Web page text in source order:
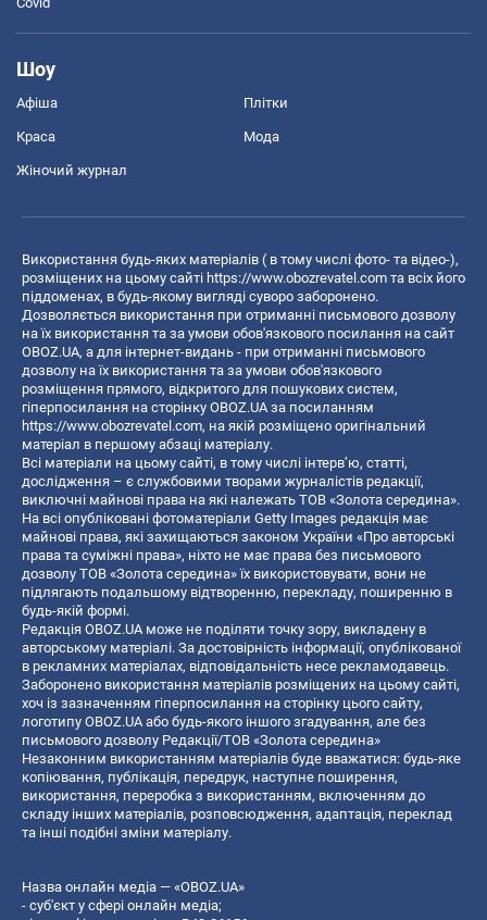
Шоу
Афіша Плітки
Краса Мода
Жіночий журнал
Використання будь-яких матеріалів ( в тому числі фото- та відео-),
розміщених на цьому сайті https://www.obozrevatel.com та всіх його
піддоменах, в будь-якому вигляді суворо заборонено.
Дозволяється використання при отриманні письмового дозволу
на їх використання та за умови обов'язкового посилання на сайт
OBOZ.UA, а для інтернет-видань - при отриманні письмового
дозволу на їх використання та за умови обов'язкового
розміщення прямого, відкритого для пошукових систем,
гіперпосилання на сторінку OBOZ.UA за посиланням
https://www.obozrevatel.com, на якій розміщено оригінальний
матеріал в першому абзаці матеріалу.
Всі матеріали на цьому сайті, в тому числі інтерв’ю, статті,
дослідження – є службовими творами журналістів редакції,
виключні майнові права на які належать ТОВ «Золота середина».
На всі опубліковані фотоматеріали Getty Images редакція має
майнові права, які захищаються законом України «Про авторські
права та суміжні права», ніхто не має права без письмового
дозволу ТОВ «Золота середина» їх використовувати, вони не
підлягають подальшому відтворенню, перекладу, поширенню в
будь-якій формі.
Редакція OBOZ.UA може не поділяти точку зору, викладену в
авторському матеріалі. За достовірність інформації, опублікованої
в рекламних матеріалах, відповідальність несе рекламодавець.
Заборонено використання матеріалів розміщених на цьому сайті,
хоч із зазначенням гіперпосилання на сторінку цього сайту,
логотипу OBOZ.UA або будь-якого іншого згадування, але без
письмового дозволу Редакції/ТОВ «Золота середина»
Незаконним використанням матеріалів буде вважатися: будь-яке
копiювання, публiкацiя, передрук, наступне поширення,
використання, переробка з використанням, включенням до
складу інших матеріалів, розповсюдження, адаптація, переклад
та інші подібні зміни матеріалу.
Назва онлайн медіа — «OBOZ.UA»
- суб'єкт у сфері онлайн медіа;